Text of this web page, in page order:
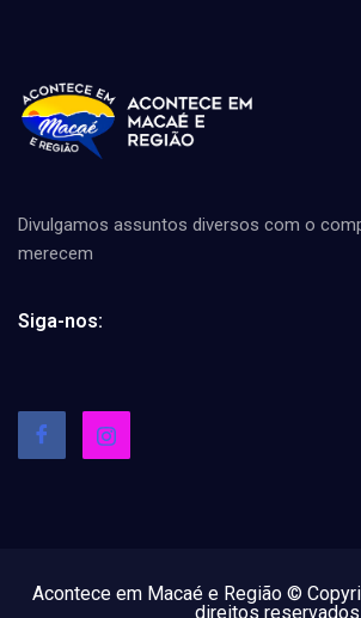
Divulgamos assuntos diversos com o
merecem
Siga-nos:
Acontece em Macaé e Região ©
direitos reservados